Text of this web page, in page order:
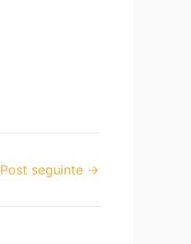
Post seguinte →